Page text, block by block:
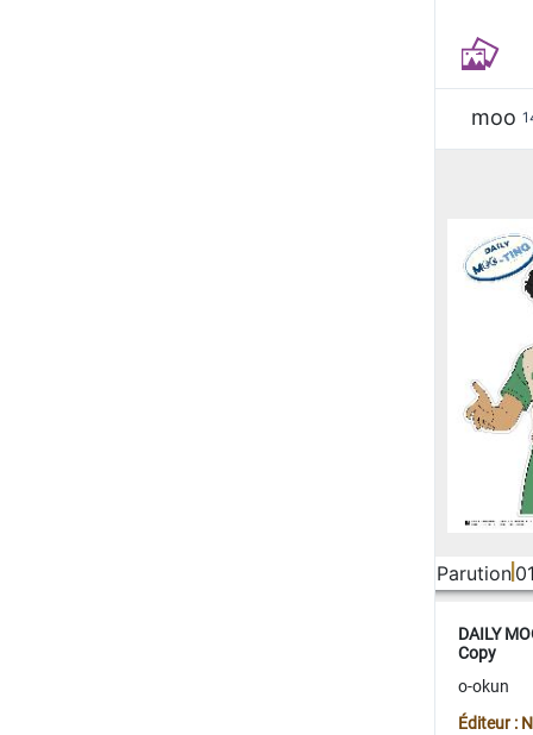
moo
Parution
DAILY
Copy
o-okun
Éditeur :